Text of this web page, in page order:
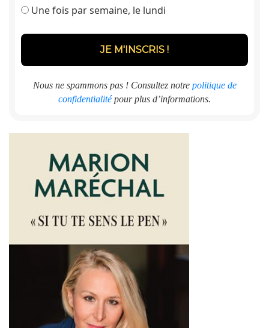
Une fois par semaine, le lundi
Nous ne spammons pas ! Consultez notre politique de
confidentialitépour plus d’informations.